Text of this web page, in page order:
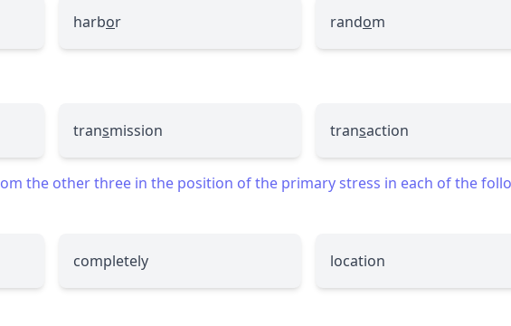
harbor random
transmission transaction
the other three in the position of the primary stress in each of the
completely location